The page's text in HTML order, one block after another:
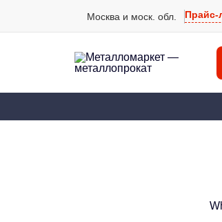
Москва и моск. обл. Прайс-